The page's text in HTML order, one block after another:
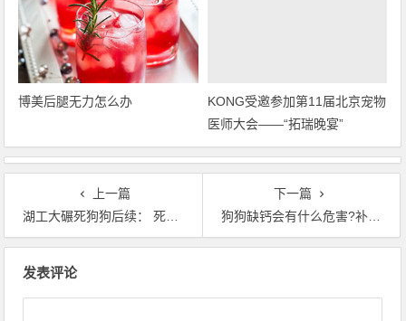
博美后腿无力怎么办
KONG受邀参加第11届北京宠物
医师大会——“拓瑞晚宴”
上一篇
湖工大碾死狗狗后续： 死不认错并雇水军为学校洗白
下一篇
狗狗缺钙会有什么危害?补钙选哪种狗液体钙
发表评论